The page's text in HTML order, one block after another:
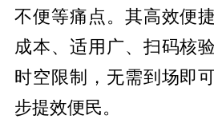
不便等痛点。其高效便
成本、适用广、扫码核
时空限制，无需到场即
步提效便民。